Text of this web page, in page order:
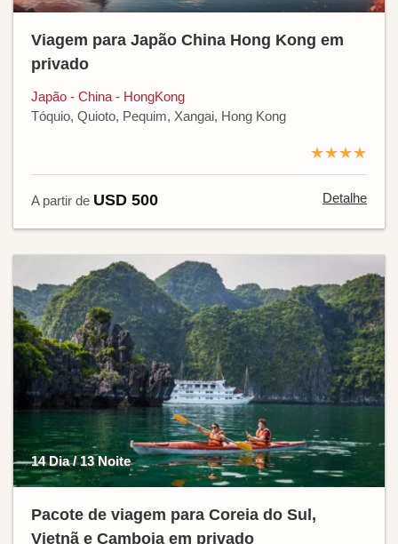
Viagem para Japão China Hong Kong em
privado
Japão - China - HongKong
Tóquio, Quioto, Pequim, Xangai, Hong Kong
★★★★
A partir de USD 500 Detalhe
14 Dia / 13 Noite
Pacote de viagem para Coreia do Sul,
Vietnã e Camboja em privado